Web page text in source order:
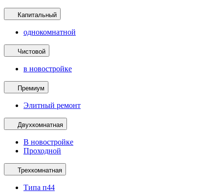
Капитальный
однокомнатной
Чистовой
в новостройке
Премиум
Элитный ремонт
Двухкомнатная
В новостройке
Проходной
Трехкомнатная
Типа п44